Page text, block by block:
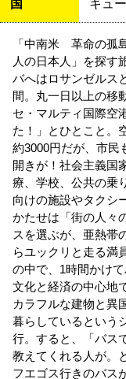
国 キュ
「中南米 革命の孤
人の日本人」を探す
バへはロサンゼルス
間。丸一日以上の移
セ・マルティ国際空
た！」とひとこと。
約3000円だが、市民
開きが！社会主義国
療、学校、公共の乗
向けの施設やタクシ
かたせは「街の人々
スを選ぶが、亜熱帯
らユックリと走る満
の中で、1時間かけ
文化と経済の中心地
カラフルな建物と異
暮らしているという
行。すると、「バス
教えてくれる人が。
フエゴス行きのバス